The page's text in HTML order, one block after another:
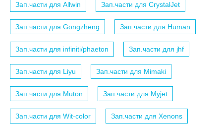
Зап.части для Allwin Зап.части для CrystalJet
Зап.части для Gongzheng Зап.части для Human
Зап.части для infiniti/phaeton Зап.части для jhf
Зап.части для Liyu Зап.части для Mimaki
Зап.части для Muton Зап.части для Myjet
Зап.части для Wit-color Зап.части для Xenons